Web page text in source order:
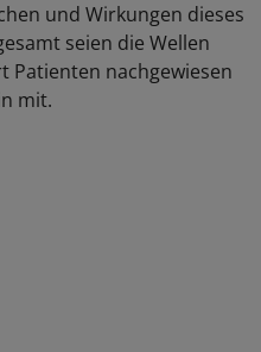
und Wirkungen dieses
seien die Wellen
nachgewiesen
mit.